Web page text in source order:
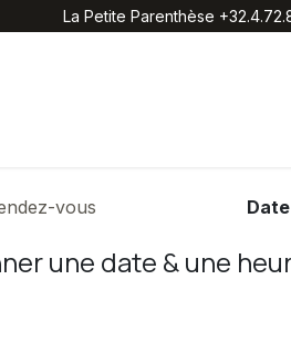
La Petite Parenthèse
vous
une date & une